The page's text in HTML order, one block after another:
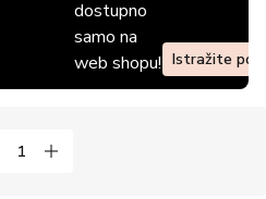
dostupno
samo na
web shopu! Istražite